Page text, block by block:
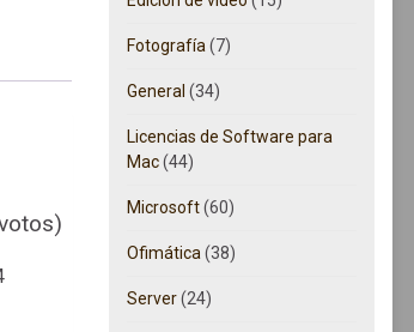
Fotografía (7)
General (34)
Licencias de Software para
Mac (44)
Microsoft (60)
Ofimática (38)
Server (24)